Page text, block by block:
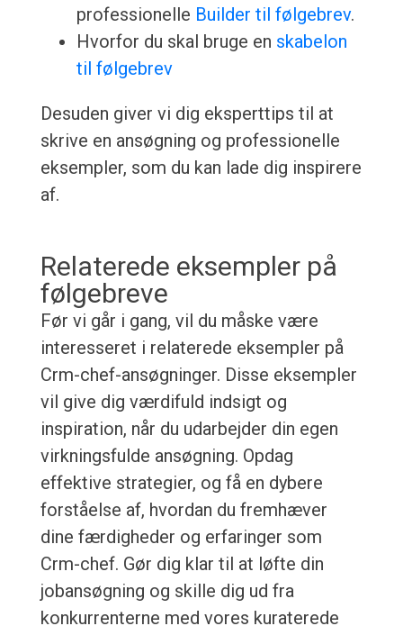
professionelle Builder til følgebrev.
Hvorfor du skal bruge en skabelon
til følgebrev
Desuden giver vi dig eksperttips til at
skrive en ansøgning og professionelle
eksempler, som du kan lade dig inspirere
af.
Relaterede eksempler på
følgebreve
Før vi går i gang, vil du måske være
interesseret i relaterede eksempler på
Crm-chef-ansøgninger. Disse eksempler
vil give dig værdifuld indsigt og
inspiration, når du udarbejder din egen
virkningsfulde ansøgning. Opdag
effektive strategier, og få en dybere
forståelse af, hvordan du fremhæver
dine færdigheder og erfaringer som
Crm-chef. Gør dig klar til at løfte din
jobansøgning og skille dig ud fra
konkurrenterne med vores kuraterede